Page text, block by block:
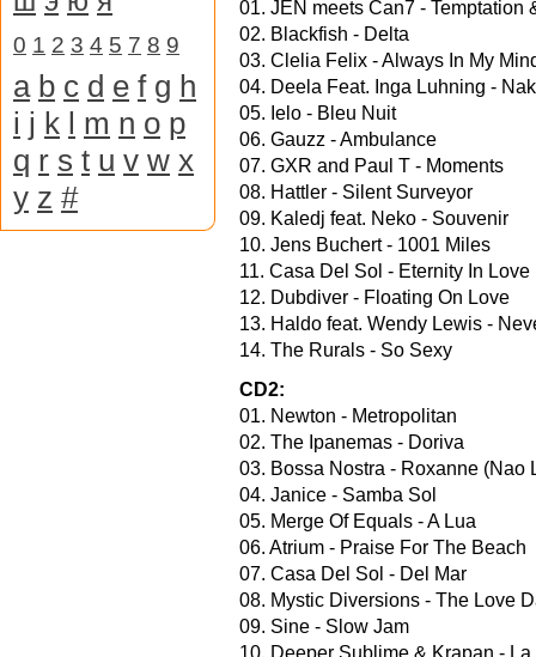
01. JEN meets Can7 - Temptation
02. Blackfish - Delta
03. Clelia Felix - Always In My
04. Deela Feat. Inga Luhning -
05. Ielo - Bleu Nuit
06. Gauzz - Ambulance
07. GXR and Paul T - Moments
08. Hattler - Silent Surveyor
09. Kaledj feat. Neko - Souvenir
10. Jens Buchert - 1001 Miles
11. Casa Del Sol - Eternity In Love
12. Dubdiver - Floating On Love
13. Haldo feat. Wendy Lewis -
14. The Rurals - So Sexy
CD2:
01. Newton - Metropolitan
02. The Ipanemas - Doriva
03. Bossa Nostra - Roxanne (Nao
04. Janice - Samba Sol
05. Merge Of Equals - A Lua
06. Atrium - Praise For The Beach
07. Casa Del Sol - Del Mar
08. Mystic Diversions - The Love
09. Sine - Slow Jam
10. Deeper Sublime & Krapan -
0 1 2 3 4 5 7 8 9
a b c d e f g h
i j k l m n o p
q r s t u v w x
y z #